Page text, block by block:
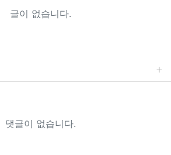
글이 없습니다.
댓글이 없습니다.